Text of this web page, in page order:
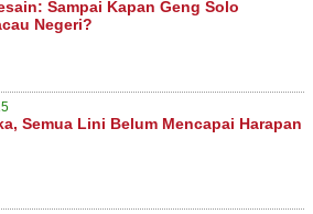
Sampai Kapan Geng Solo
Negeri?
Semua Lini Belum Mencapai Harapan